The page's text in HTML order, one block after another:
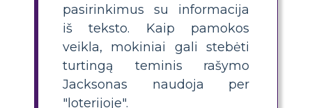
pasirinkimus su informacija
iš teksto. Kaip pamokos
veikla, mokiniai gali stebėti
turtingą teminis rašymo
Jacksonas naudoja per
"loterijoje".